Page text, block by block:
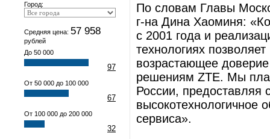
Город:
Средняя цена: 57 958
рублей
До 50 000
97
От 50 000 до 100 000
67
От 100 000 до 200 000
32
По словам Главы
г-на Дина Хаоминя:
с 2001 года и
технологиях
возрастающее
решениям ZTE. Мы
России, предоставляя
высокотехнологичное
сервиса».